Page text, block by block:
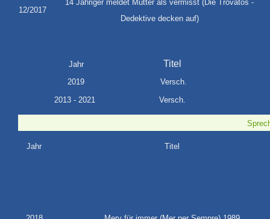
12/2017
14 Jähriger meldet Mutter als vermisst (Die Trovatos -
Dedektive decken auf)
Jahr Titel
2019
Versch.
2013 - 2021
Versch.
Jahr Titel